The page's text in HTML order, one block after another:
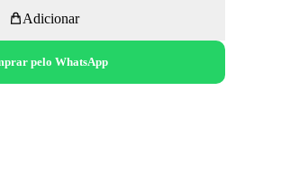
Adicionar
pelo WhatsApp